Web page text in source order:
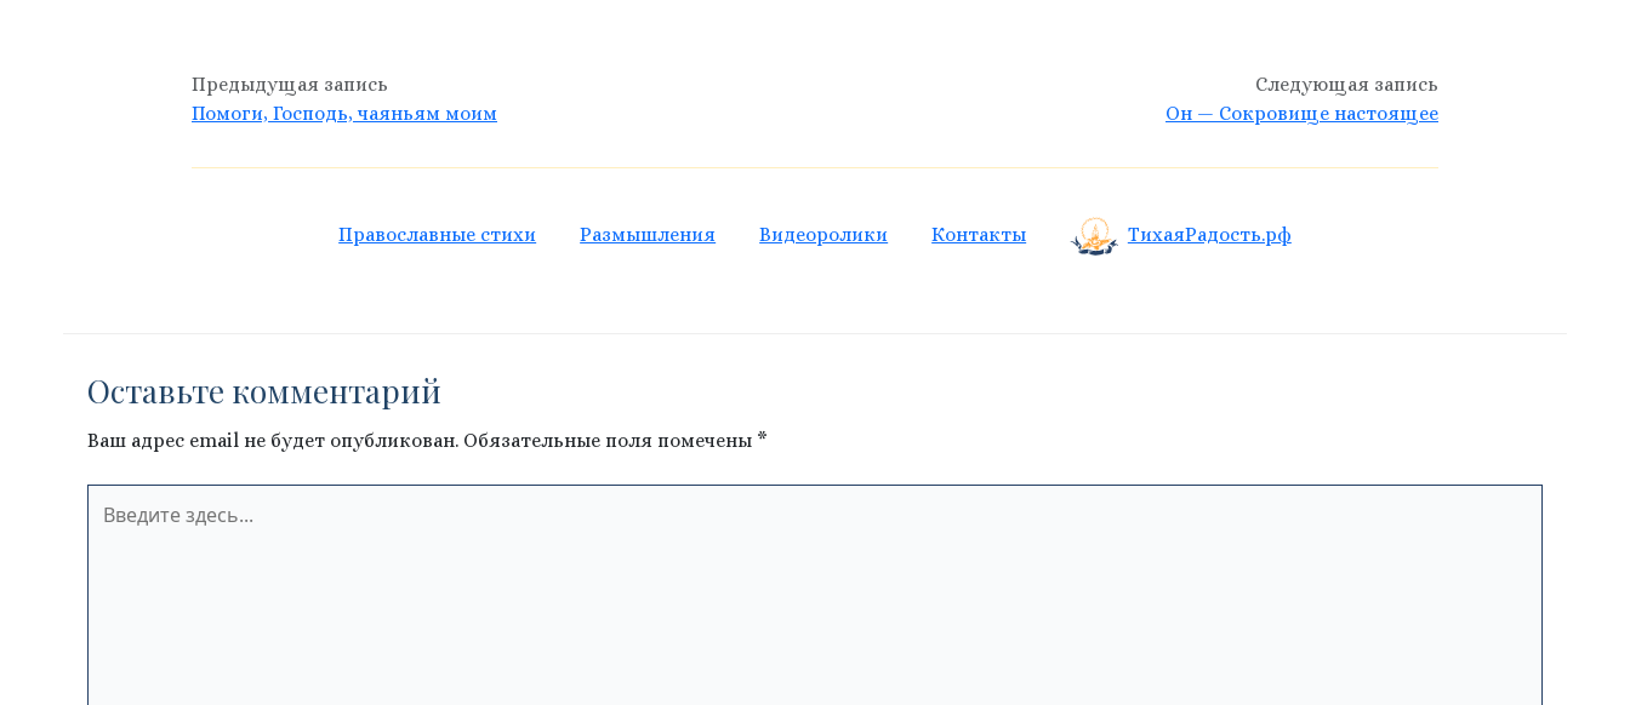
Предыдущая запись
Помоги, Господь, чаяньям моим
Следующая запись
Он — Сокровище настоящее
Православные стихи Размышления Видеоролики Контакты ТихаяРадость.рф
Оставьте комментарий
Ваш адрес email не будет опубликован. Обязательные поля помечены *
здесь...